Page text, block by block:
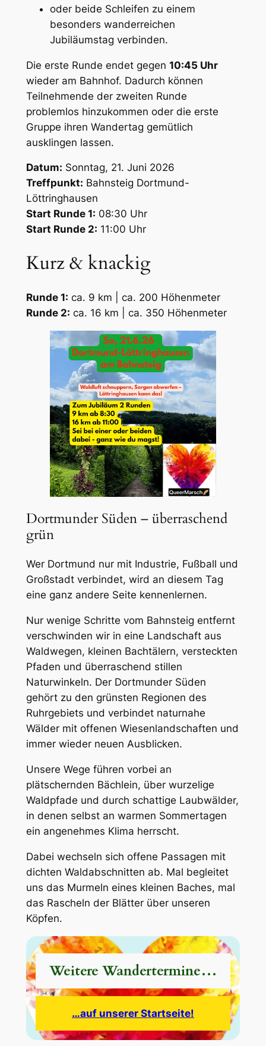
oder beide Schleifen zu einem
besonders wanderreichen
Jubiläumstag verbinden.
Die erste Runde endet gegen 10:45 Uhr
wieder am Bahnhof. Dadurch können
Teilnehmende der zweiten Runde
problemlos hinzukommen oder die erste
Gruppe ihren Wandertag gemütlich
ausklingen lassen.
Datum: Sonntag, 21. Juni 2026
Treffpunkt: Bahnsteig Dortmund-
Löttringhausen
Start Runde 1: 08:30 Uhr
Start Runde 2: 11:00 Uhr
Kurz & knackig
Runde 1: ca. 9 km | ca. 200 Höhenmeter
Runde 2: ca. 16 km | ca. 350 Höhenmeter
Dortmunder Süden – überraschend
grün
Wer Dortmund nur mit Industrie, Fußball und
Großstadt verbindet, wird an diesem Tag
eine ganz andere Seite kennenlernen.
Nur wenige Schritte vom Bahnsteig entfernt
verschwinden wir in eine Landschaft aus
Waldwegen, kleinen Bachtälern, versteckten
Pfaden und überraschend stillen
Naturwinkeln. Der Dortmunder Süden
gehört zu den grünsten Regionen des
Ruhrgebiets und verbindet naturnahe
Wälder mit offenen Wiesenlandschaften und
immer wieder neuen Ausblicken.
Unsere Wege führen vorbei an
plätschernden Bächlein, über wurzelige
Waldpfade und durch schattige Laubwälder,
in denen selbst an warmen Sommertagen
ein angenehmes Klima herrscht.
Dabei wechseln sich offene Passagen mit
dichten Waldabschnitten ab. Mal begleitet
uns das Murmeln eines kleinen Baches, mal
das Rascheln der Blätter über unseren
Köpfen.
Weitere Wandertermine…
…auf unserer Startseite!